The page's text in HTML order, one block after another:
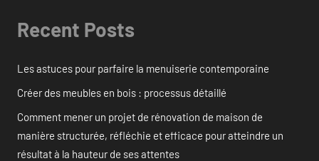
Recent Posts
Les astuces pour parfaire la menuiserie contemporaine
Créer des meubles en bois : processus détaillé
Comment mener un projet de rénovation de maison de
manière structurée, réfléchie et efficace pour atteindre un
résultat à la hauteur de ses attentes